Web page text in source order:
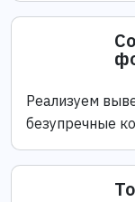
Реализуем
безупречные